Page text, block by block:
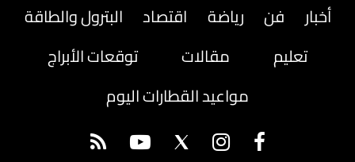
أخبار فن رياضة اقتصاد
البترول والطاقة
تعليم
مقالات
توقعات الأبراج
مواعيد القطارات اليوم